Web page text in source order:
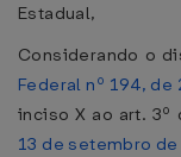
Estadual,
Considerando o
Federal nº 194, de
inciso X ao art. 3º
13 de setembro de